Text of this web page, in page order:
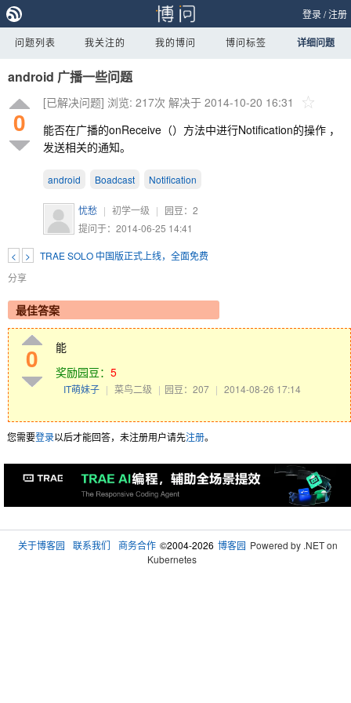
登录/注册
问题列表 我关注的 我的博问 博问标签 详细问题
android 广播一些问题
0
[已解决问题] 浏览: 217次 解决于 2014-10-20 16:31
能否在广播的onReceive（）方法中进行Notification的操作 ，
发送相关的通知。
android Boadcast Notification
忧愁 | 初学一级 | 园豆： 2
提问于：2014-06-25 14:41
< >
TRAE SOLO 中国版正式上线，全面免费
分享
最佳答案
0
能
奖励园豆： 5
IT萌妹子 | 菜鸟二级 | 园豆：207 | 2014-08-26 17:14
您需要登录以后才能回答，未注册用户请先注册。
关于博客园 联系我们 商务合作 ©2004-2026 博客园 Powered by .NET on
Kubernetes